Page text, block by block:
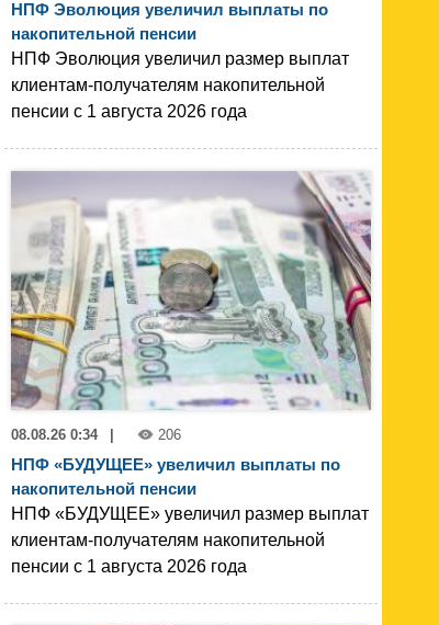
НПФ Эволюция увеличил выплаты по
накопительной пенсии
НПФ Эволюция увеличил размер выплат
клиентам-получателям накопительной
пенсии с 1 августа 2026 года
08.08.26 0:34 206
НПФ «БУДУЩЕЕ» увеличил выплаты по
накопительной пенсии
НПФ «БУДУЩЕЕ» увеличил размер выплат
клиентам-получателям накопительной
пенсии с 1 августа 2026 года